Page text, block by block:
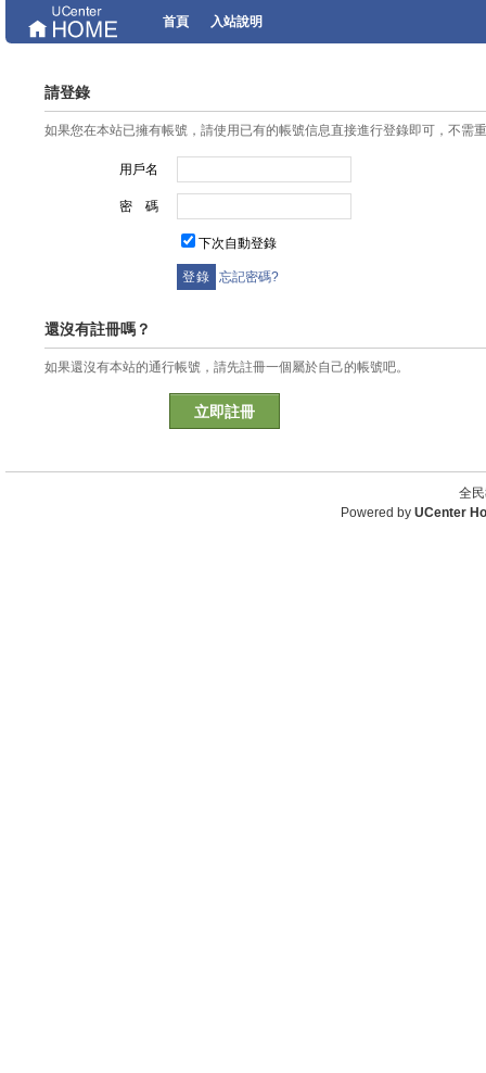
首頁 入站說明
請登錄
如果您在本站已擁有帳號，請使用已有的帳號信息直接進行登錄即可，不需
用戶名
密 碼
下次自動登錄
忘記密碼?
還沒有註冊嗎？
如果還沒有本站的通行帳號，請先註冊一個屬於自己的帳號吧。
立即註冊
全
Powered by UCenter